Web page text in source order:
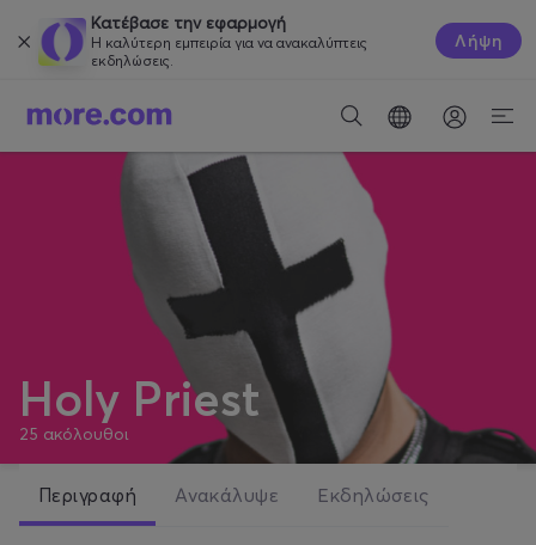
Κατέβασε την εφαρμογή
Η καλύτερη εμπειρία για να ανακαλύπτεις
εκδηλώσεις.
Λήψη
Holy Priest
25 ακόλουθοι
Περιγραφή Ανακάλυψε Εκδηλώσεις